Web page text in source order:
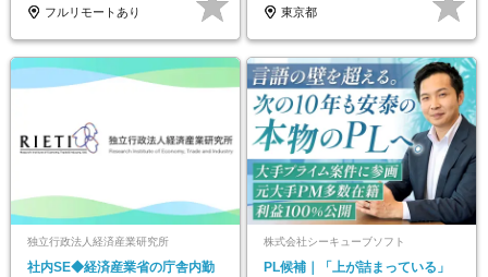
フルリモートあり
東京都
独立行政法人経済産業研究所
社内SE◆経済産業省の庁舎内勤
株式会社シーキューブソフト
PL候補｜「上が詰まっている」